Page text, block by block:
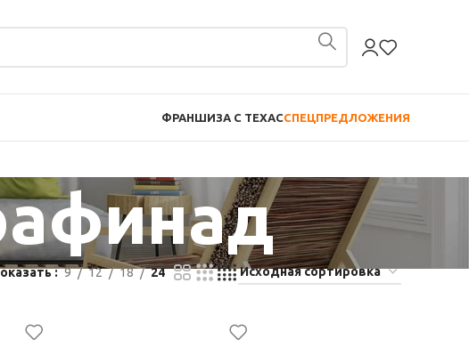
ФРАНШИЗА С TEXACСПЕЦПРЕДЛОЖЕНИЯ
9 12 18 24